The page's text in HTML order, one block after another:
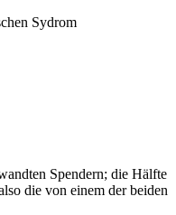
Spendern; die Hälfte
die von einem der beiden